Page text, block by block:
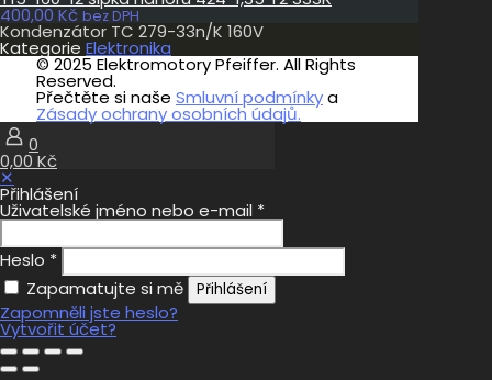
400,00 Kč bez DPH
Kondenzátor TC 279-33n/K 160V
Kategorie Elektronika
© 2025 Elektromotory Pfeiffer. All Rights
Reserved.
Přečtěte si naše Smluvní podmínkya
Zásady ochrany osobních údajů.
0
0,00 Kč
✕
Přihlášení
Uživatelské jméno nebo e-mail *
Heslo *
Zapamatujte si mě
Přihlášení
Zapomněli jste heslo?
Vytvořit účet?